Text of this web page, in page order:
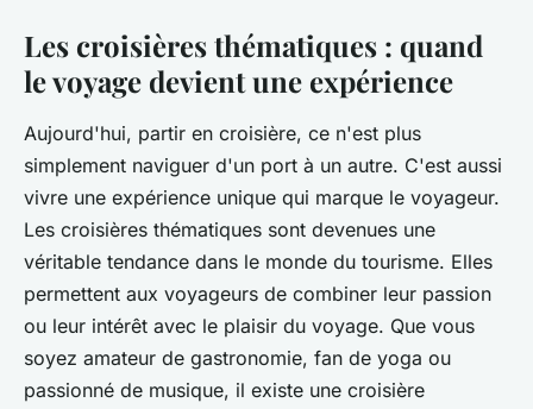
Les croisières thématiques : quand
le voyage devient une expérience
Aujourd'hui, partir en croisière, ce n'est plus
simplement naviguer d'un port à un autre. C'est aussi
vivre une expérience unique qui marque le voyageur.
Les croisières thématiques sont devenues une
véritable tendance dans le monde du tourisme. Elles
permettent aux voyageurs de combiner leur passion
ou leur intérêt avec le plaisir du voyage. Que vous
soyez amateur de gastronomie, fan de yoga ou
passionné de musique, il existe une croisière